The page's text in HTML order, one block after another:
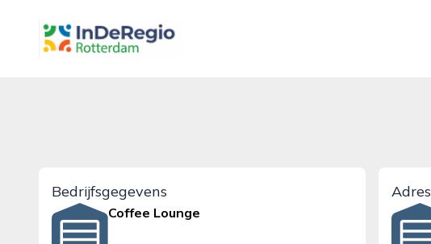
inderegiorotterdam.nl
Bedrijfsgegevens
Coffee Lounge
Adres